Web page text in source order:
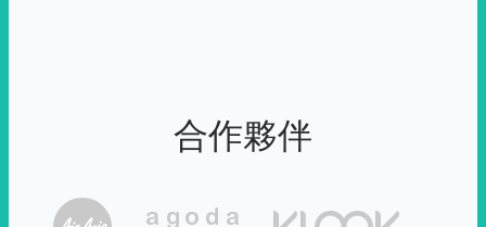
合作夥伴